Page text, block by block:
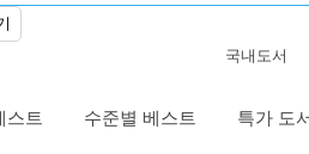
Lexile®
국내도서
스트 수준별 베스트 특가 도